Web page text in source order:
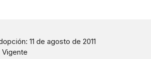
11 de agosto de 2011
Vigente